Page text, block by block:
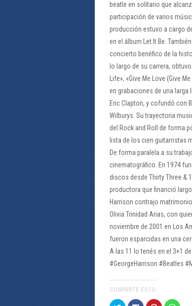
beatle en solitario que
participación de varios
producción estuvo a cargo
en el álbum Let It Be.
concierto benéfico de la
lo largo de su carrera,
Life», «Give Me Love (Give
en grabaciones de una larga
Eric Clapton, y cofundó con
Wilburys. Su trayectoria
del Rock and Roll de forma
lista de los cien guitarristas
De forma paralela a su
cinematográfico. En 1974
discos desde Thirty Three &
productora que financió
Harrison contrajo
Olivia Trinidad Arias, con
noviembre de 2001 en Los
fueron esparcidas en una
A las 11 lo tenés en el 3×1
#GeorgeHarrison #Beatles
COMPARTE ESTO: